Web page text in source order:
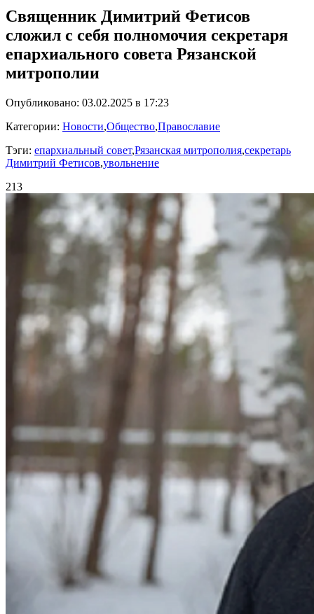
Священник Димитрий Фетисов
сложил с себя полномочия секретаря
епархиального совета Рязанской
митрополии
Опубликовано: 03.02.2025 в 17:23
Категории: Новости,Общество,Православие
Тэги: епархиальный совет,Рязанская митрополия,секретарь
Димитрий Фетисов,увольнение
213